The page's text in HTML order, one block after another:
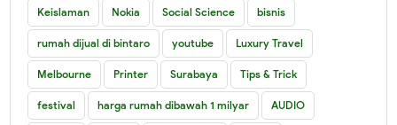
Keislaman Nokia Social Science bisnis
rumah dijual di bintaro youtube Luxury Travel
Melbourne Printer Surabaya Tips & Trick
festival harga rumah dibawah 1 milyar AUDIO